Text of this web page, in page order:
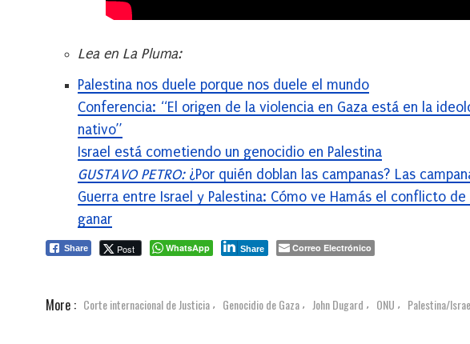
Lea en La Pluma:
Palestina nos duele porque nos duele el mundo
Conferencia: “El origen de la violencia en Gaza está en la
nativo”
Israel está cometiendo un genocidio en Palestina
GUSTAVO PETRO: ¿Por quién doblan las campanas? Las
Guerra entre Israel y Palestina: Cómo ve Hamás el conflicto
ganar
Share Post WhatsApp Share Correo Electrónico
More : Corte internacional de Justicia , Genocidio de Gaza , John Dugard , ONU , Palestina/